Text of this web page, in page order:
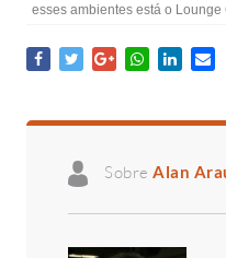
esses ambientes está o Lounge
Sobre Alan